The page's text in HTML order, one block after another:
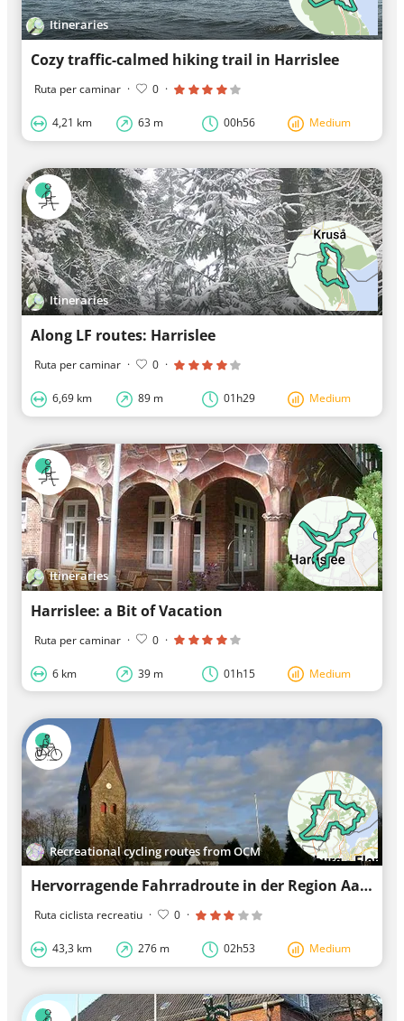
Itineraries
Cozy traffic-calmed hiking trail in Harrislee
Ruta per caminar · 0 ·
4,21 km 63 m 00h56 Medium
Itineraries
Along LF routes: Harrislee
Ruta per caminar · 0 ·
6,69 km 89 m 01h29 Medium
Itineraries
Harrislee: a Bit of Vacation
Ruta per caminar · 0 ·
6 km 39 m 01h15 Medium
Recreational cycling routes from OCM
Hervorragende Fahrradroute in der Region Aabenraa
Ruta ciclista recreatiu · 0 ·
43,3 km 276 m 02h53 Medium